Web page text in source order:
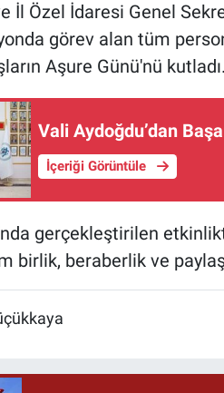
İl Özel İdaresi Genel
görev alan tüm
Aşure Günü'nü kutladı.
Vali Aydoğdu’dan
İçeriği Görüntüle
gerçekleştirilen
birlik, beraberlik ve